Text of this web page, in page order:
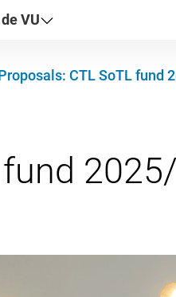
VU
CTL SoTL fund